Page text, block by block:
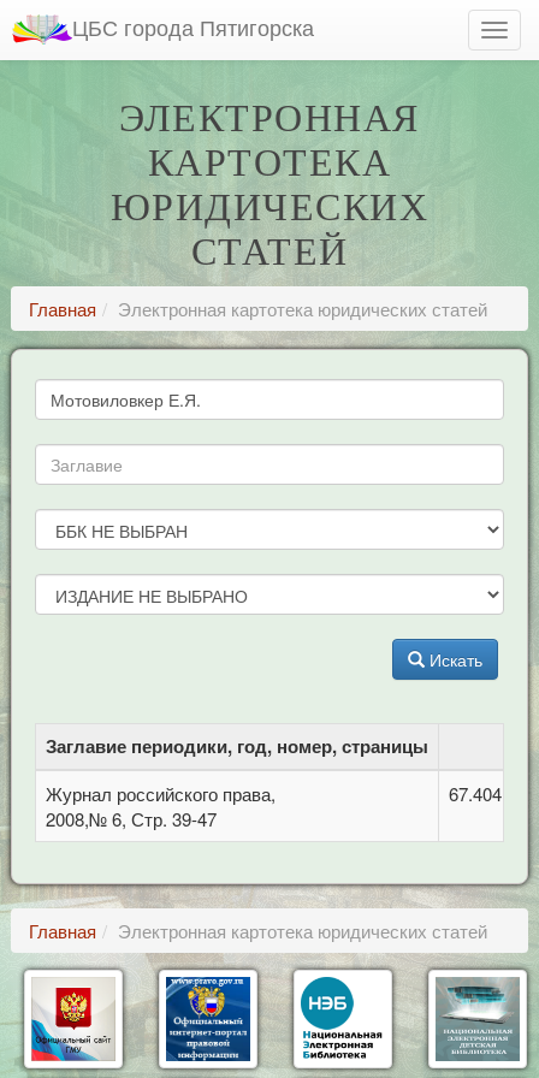
ЦБС города Пятигорска
ЭЛЕКТРОННАЯ
КАРТОТЕКА
ЮРИДИЧЕСКИХ
СТАТЕЙ
Главная Электронная картотека юридических статей
Искать
Заглавие периодики, год, номер, страницы
Журнал российского права,
2008,№ 6, Стр. 39-47
67.404
Главная Электронная картотека юридических статей